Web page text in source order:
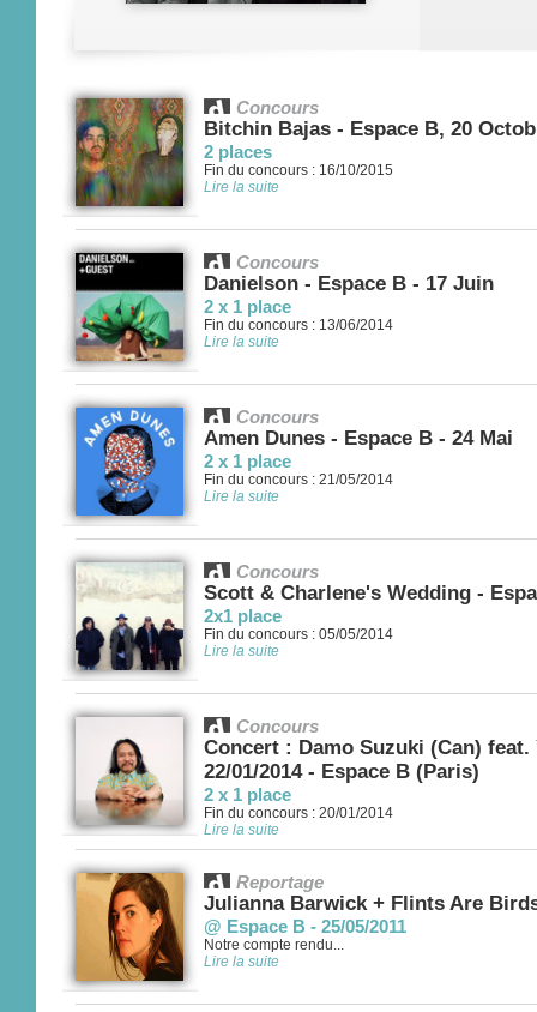
Concours
Bitchin Bajas - Espace B, 20
2 places
Fin du concours : 16/10/2015
Lire la suite
Concours
Danielson - Espace B - 17 Juin
2 x 1 place
Fin du concours : 13/06/2014
Lire la suite
Concours
Amen Dunes - Espace B - 24 Mai
2 x 1 place
Fin du concours : 21/05/2014
Lire la suite
Concours
Scott & Charlene's Wedding -
2x1 place
Fin du concours : 05/05/2014
Lire la suite
Concours
Concert : Damo Suzuki (Can) feat.
22/01/2014 - Espace B (Paris)
2 x 1 place
Fin du concours : 20/01/2014
Lire la suite
Reportage
Julianna Barwick + Flints Are
@ Espace B - 25/05/2011
Notre compte rendu...
Lire la suite